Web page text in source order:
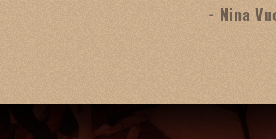
- Nina